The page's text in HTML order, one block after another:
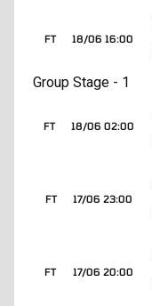
18/06 16:00
FT
Group Stage - 1
18/06 02:00
FT
17/06 23:00
FT
17/06 20:00
FT